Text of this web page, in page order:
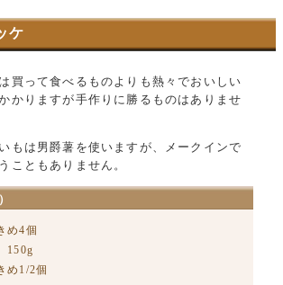
ケ
買って食べるものよりも熱々でおいしい
かりますが手作りに勝るものはありませ
もは男爵薯を使いますが、メークインで
こともありません。
め4個
150g
め1/2個